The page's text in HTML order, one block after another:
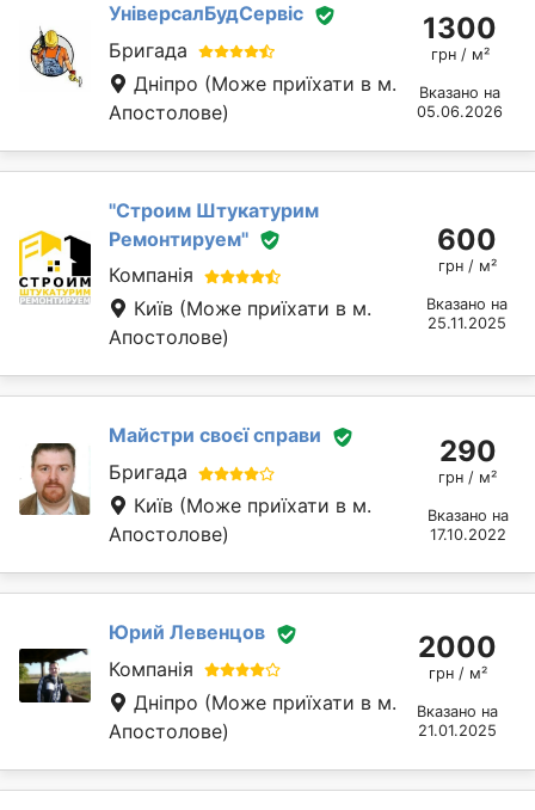
УніверсалБудСервіс
Бригада
Дніпро (Може приїхати в м.
Апостолове)
1300
грн / м²
Вказано на
05.06.2026
''Строим Штукатурим
Ремонтируем''
Компанія
Київ (Може приїхати в м.
Апостолове)
600
грн / м²
Вказано на
25.11.2025
Майстри своєї справи
Бригада
Київ (Може приїхати в м.
Апостолове)
290
грн / м²
Вказано на
17.10.2022
Юрий Левенцов
Компанія
Дніпро (Може приїхати в м.
Апостолове)
2000
грн / м²
Вказано на
21.01.2025